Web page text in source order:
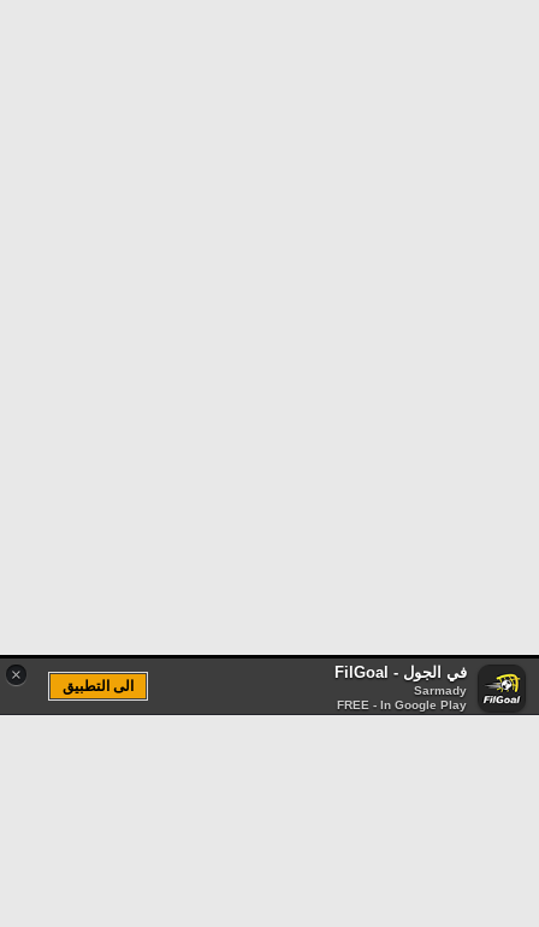
× في الجول - FilGoal
Sarmady
FREE - In Google Play
الى التطبيق